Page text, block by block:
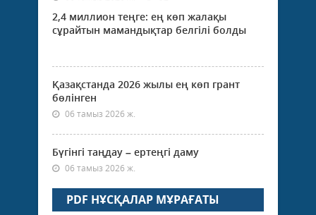
2,4 миллион теңге: ең көп жалақы
сұрайтын мамандықтар белгілі болды
Қазақстанда 2026 жылы ең көп грант
бөлінген
06 тамыз 2026 ж.
Бүгінгі таңдау – ертеңгі даму
06 тамыз 2026 ж.
PDF НҰСҚАЛАР МҰРАҒАТЫ